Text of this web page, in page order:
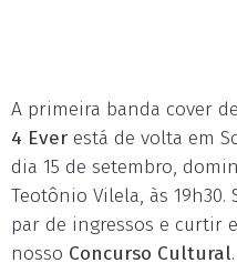
A primeira banda cover
4 Ever está de volta em
dia 15 de setembro,
Teotônio Vilela, às 19h30.
par de ingressos e curtir
nosso Concurso Cultural.